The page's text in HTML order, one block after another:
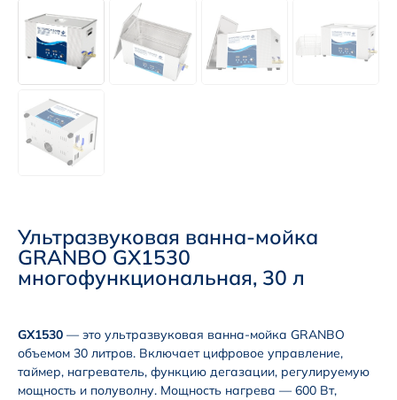
Ультразвуковая ванна-мойка
GRANBO GX1530
многофункциональная, 30 л
GX1530 — это ультразвуковая ванна-мойка GRANBO
объемом 30 литров. Включает цифровое управление,
таймер, нагреватель, функцию дегазации, регулируемую
мощность и полуволну. Мощность нагрева — 600 Вт,